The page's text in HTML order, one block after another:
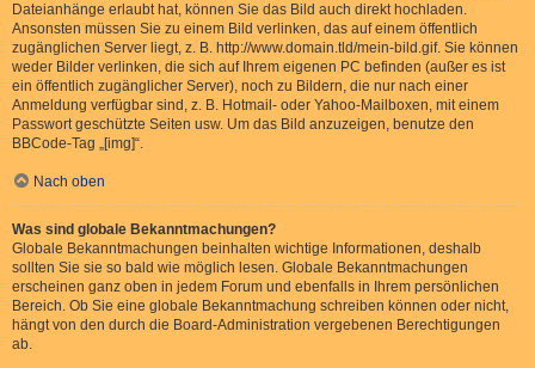
Dateianhänge erlaubt hat, können Sie das Bild auch direkt hochladen.
Ansonsten müssen Sie zu einem Bild verlinken, das auf einem öffentlich
zugänglichen Server liegt, z. B. http://www.domain.tld/mein-bild.gif. Sie können
weder Bilder verlinken, die sich auf Ihrem eigenen PC befinden (außer es ist
ein öffentlich zugänglicher Server), noch zu Bildern, die nur nach einer
Anmeldung verfügbar sind, z. B. Hotmail- oder Yahoo-Mailboxen, mit einem
Passwort geschützte Seiten usw. Um das Bild anzuzeigen, benutze den
BBCode-Tag „[img]“.
Nach oben
Was sind globale Bekanntmachungen?
Globale Bekanntmachungen beinhalten wichtige Informationen, deshalb
sollten Sie sie so bald wie möglich lesen. Globale Bekanntmachungen
erscheinen ganz oben in jedem Forum und ebenfalls in Ihrem persönlichen
Bereich. Ob Sie eine globale Bekanntmachung schreiben können oder nicht,
hängt von den durch die Board-Administration vergebenen Berechtigungen
ab.